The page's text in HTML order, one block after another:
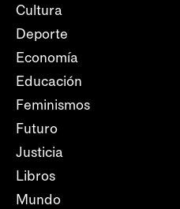
Cultura
Deporte
Economía
Educación
Feminismos
Futuro
Justicia
Libros
Mundo